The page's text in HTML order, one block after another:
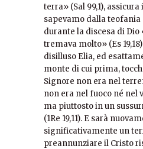
terra» (Sal 99,1),
sapevamo dalla teofania
durante la discesa di
tremava molto» (Es
disilluso Elia, ed
monte di cui prima,
Signore non era nel
non era nel fuoco né nel
ma piuttosto in un
(1Re 19,11). E sarà
significativamente un
preannunziare il Cristo